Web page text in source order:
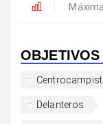
OBJETIVOS
Delanteros